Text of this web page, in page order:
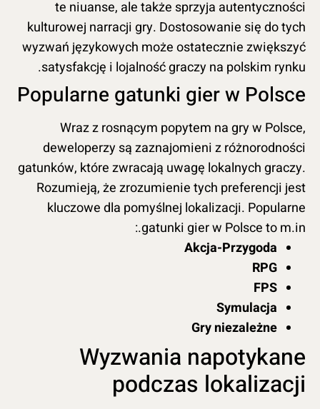
te niuanse, ale także sprzyja autentyczności
kulturowej narracji gry. Dostosowanie się do tych
wyzwań językowych może ostatecznie zwiększyć
satysfakcję i lojalność graczy na polskim rynku.
Popularne gatunki gier w Polsce
Wraz z rosnącym popytem na gry w Polsce,
deweloperzy są zaznajomieni z różnorodności
gatunków, które zwracają uwagę lokalnych graczy.
Rozumieją, że zrozumienie tych preferencji jest
kluczowe dla pomyślnej lokalizacji. Popularne
gatunki gier w Polsce to m.in.:
Akcja-Przygoda
RPG
FPS
Symulacja
Gry niezależne
Wyzwania napotykane
podczas lokalizacji